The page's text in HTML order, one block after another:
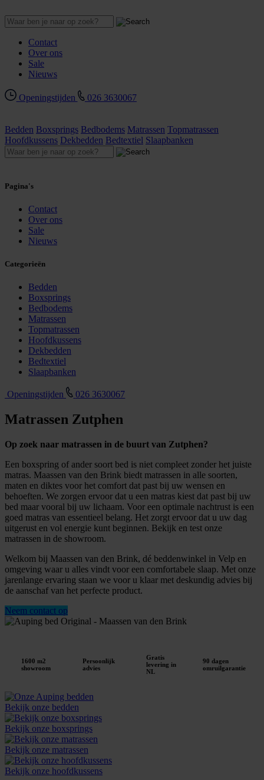
Contact
Over ons
Sale
Nieuws
Openingstijden 026 3630067
Bedden Boxsprings Bedbodems Matrassen Topmatrassen
Hoofdkussens Dekbedden Bedtextiel Slaapbanken
Pagina's
Contact
Over ons
Sale
Nieuws
Categorieën
Bedden
Boxsprings
Bedbodems
Matrassen
Topmatrassen
Hoofdkussens
Dekbedden
Bedtextiel
Slaapbanken
Openingstijden 026 3630067
Matrassen Zutphen
Op zoek naar matrassen in de buurt van Zutphen?
Een boxspring of ander soort bed is niet compleet zonder het juiste
matras. Maassen van den Brink biedt matrassen in alle soorten,
maten en diktes voor het comfort dat past bij uw wensen en
behoeften. We zorgen ervoor dat u een matras kiest dat past bij uw
bed maar vooral bij uw lichaam. Voor een optimale nachtrust is een
goed matras van essentieel belang. Het zorgt ervoor dat u uw dag
uitgerust en vol energie kunt beginnen. Bekijk en test onze
matrassen in de showroom.
Welkom bij Maassen van den Brink, dé beddenwinkel in Velp en
omgeving waar u alles vindt voor een comfortabele slaap. Met onze
jarenlange ervaring staan we voor u klaar met deskundig advies bij
de aanschaf van het perfecte product.
Neem contact op
1600 m2
showroom
Persoonlijk
advies
Gratis
levering in
NL
90 dagen
omruilgarantie
Bekijk onze bedden
Bekijk onze boxsprings
Bekijk onze matrassen
Bekijk onze hoofdkussens